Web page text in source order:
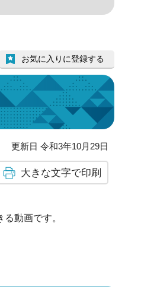
お気に入りに登録する
更新日 令和3年10月29日
大きな文字で印刷
動画です。